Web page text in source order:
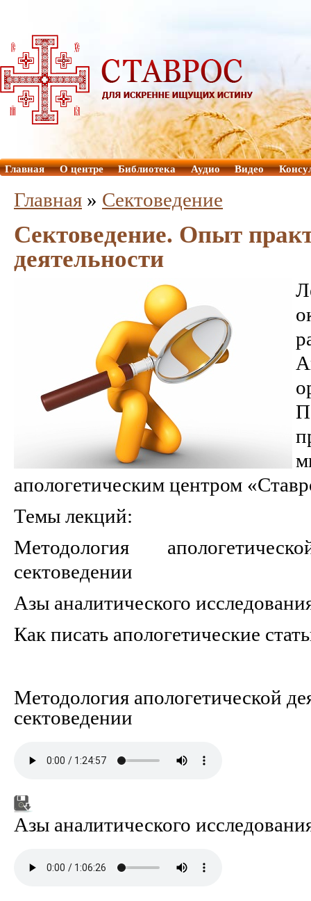
Главная О центре Библиотека Аудио Видео
Главная » Сектоведение
Сектоведение. Опыт
деятельности
апологетическим центром
Темы лекций:
Методология
сектоведении
Азы аналитического
Как писать апологетические
Методология апологетической
сектоведении
Азы аналитического